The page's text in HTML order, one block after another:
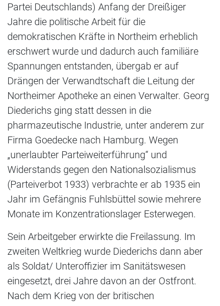
Partei Deutschlands) Anfang der Dreißiger
Jahre die politische Arbeit für die
demokratischen Kräfte in Northeim erheblich
erschwert wurde und dadurch auch familiäre
Spannungen entstanden, übergab er auf
Drängen der Verwandtschaft die Leitung der
Northeimer Apotheke an einen Verwalter. Georg
Diederichs ging statt dessen in die
pharmazeutische Industrie, unter anderem zur
Firma Goedecke nach Hamburg. Wegen
„unerlaubter Parteiweiterführung“ und
Widerstands gegen den Nationalsozialismus
(Parteiverbot 1933) verbrachte er ab 1935 ein
Jahr im Gefängnis Fuhlsbüttel sowie mehrere
Monate im Konzentrationslager Esterwegen.
Sein Arbeitgeber erwirkte die Freilassung. Im
zweiten Weltkrieg wurde Diederichs dann aber
als Soldat/ Unteroffizier im Sanitätswesen
eingesetzt, drei Jahre davon an der Ostfront.
Nach dem Krieg von der britischen